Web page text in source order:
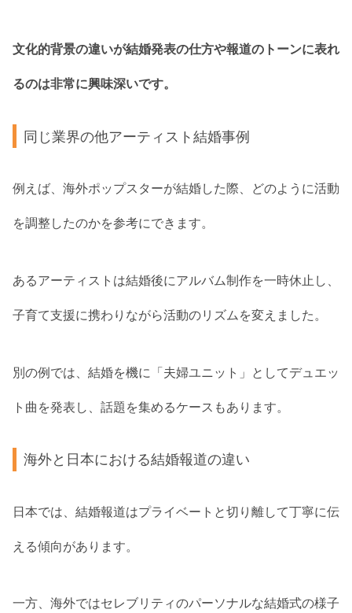
文化的背景の違いが結婚発表の仕方や報道のトーンに表れ
るのは非常に興味深いです。
同じ業界の他アーティスト結婚事例
例えば、海外ポップスターが結婚した際、どのように活動
を調整したのかを参考にできます。
あるアーティストは結婚後にアルバム制作を一時休止し、
子育て支援に携わりながら活動のリズムを変えました。
別の例では、結婚を機に「夫婦ユニット」としてデュエッ
ト曲を発表し、話題を集めるケースもあります。
海外と日本における結婚報道の違い
日本では、結婚報道はプライベートと切り離して丁寧に伝
える傾向があります。
一方、海外ではセレブリティのパーソナルな結婚式の様子